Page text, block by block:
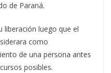
de Paraná.
liberación luego que el
como
de una persona antes
posibles.